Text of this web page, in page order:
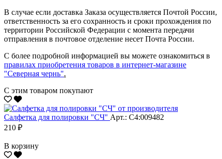
В случае если доставка Заказа осуществляется Почтой России,
ответственность за его сохранность и сроки прохождения по
территории Российской Федерации с момента передачи
отправления в почтовое отделение несет Почта России.
С более подробной информацией вы можете ознакомиться в
правилах приобретения товаров в интернет-магазине
"Северная чернь".
С этим товаром покупают
Салфетка для полировки "CЧ" Арт.: С4:009482
210 ₽
В корзину